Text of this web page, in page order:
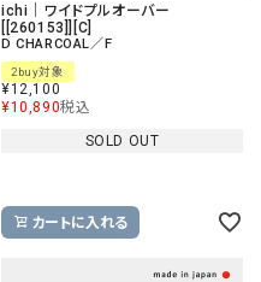
ichi｜ワイドプルオーバー
[[260153]][C]
D CHARCOAL／F
2buy対象
¥12,100
¥10,890税込
SOLD OUT
カートに入れる